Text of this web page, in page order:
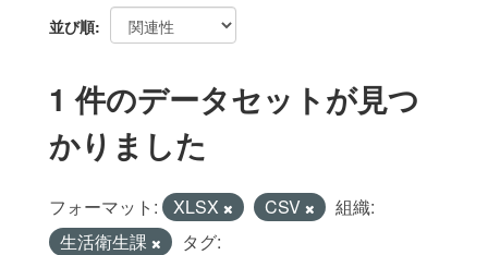
並び順
1 件のデータセットが見つ
かりました
フォーマット: XLSX CSV
組織:
生活衛生課
タグ: